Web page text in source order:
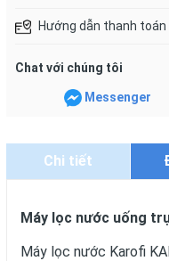
Hướng dẫn thanh toán
Chat với chúng tôi
Messenger
Chi tiết
Máy lọc nước uống
Máy lọc nước Karofi